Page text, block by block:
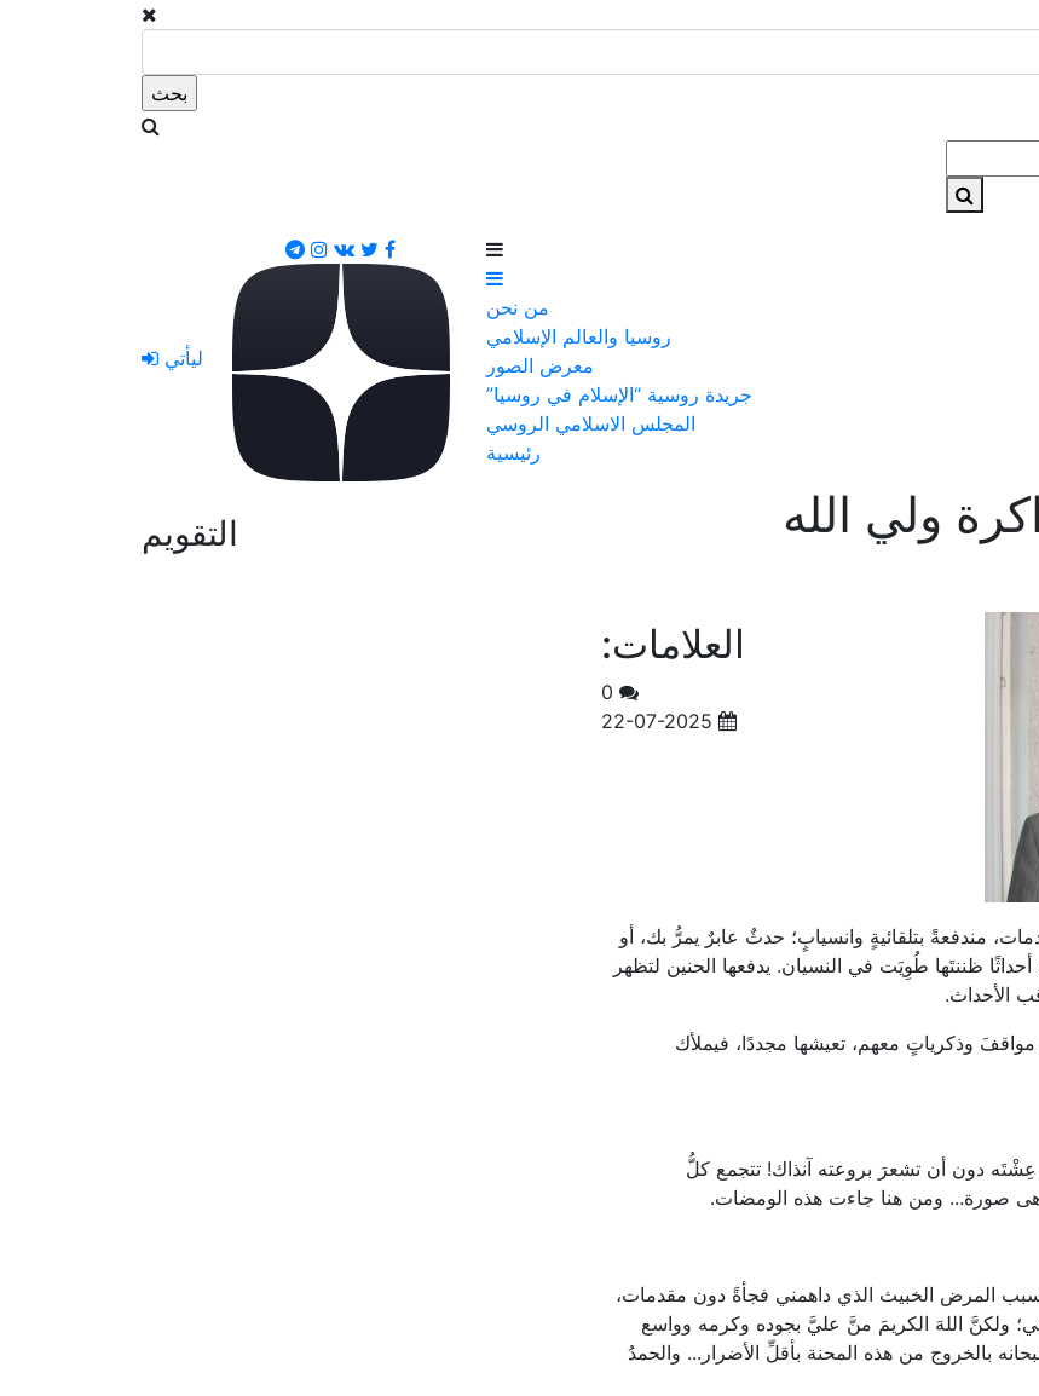
من نحن
روسيا والعالم الإسلامي
معرض الصور
جريدة روسية “الإسلام في روسيا”
المجلس الاسلامي الروسي
رئيسية
ليأتي
ولي الله
العلامات:
0
22-07-2025
مندفعةً بتلقائيةٍ وانسيابٍ؛ حدثٌ عابرٌ يمرُّ بك، أو
ظننتَها طُوِيَت في النسيان. يدفعها الحنين لتظهر
الأحداث.
وذكرياتٍ معهم، تعيشها مجددًا، فيملأك
دون أن تشعرَ بروعته آنذاك! تتجمع كلُّ
صورة... ومن هنا جاءت هذه الومضات.
المرض الخبيث الذي داهمني فجأةً دون مقدمات،
ولكنَّ اللهَ الكريمَ منَّ عليَّ بجوده وكرمه وواسع
بالخروج من هذه المحنة بأقلِّ الأضرار... والحمدُ
التقويم